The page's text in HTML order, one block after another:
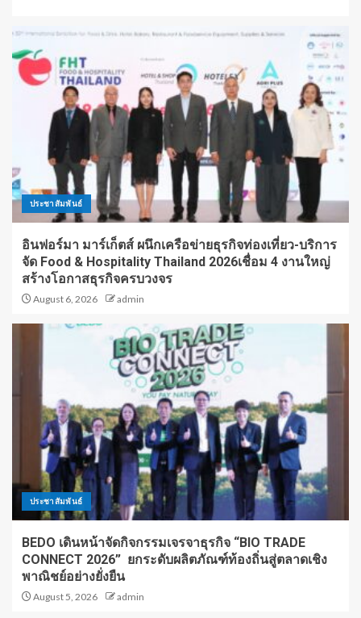
ประชาสัมพันธ์
อินฟอร์มา มาร์เก็ตส์ ผนึกเครือข่ายธุรกิจท่องเที่ยว-บริการ
จัด Food & Hospitality Thailand 2026เชื่อม 4 งานใหญ่
สร้างโอกาสธุรกิจครบวงจร
August 6, 2026 admin
ประชาสัมพันธ์
BEDO เดินหน้าจัดกิจกรรมเจรจาธุรกิจ “BIO TRADE
CONNECT 2026” ยกระดับผลิตภัณฑ์ท้องถิ่นสู่ตลาดเชิง
พาณิชย์อย่างยั่งยืน
August 5, 2026 admin